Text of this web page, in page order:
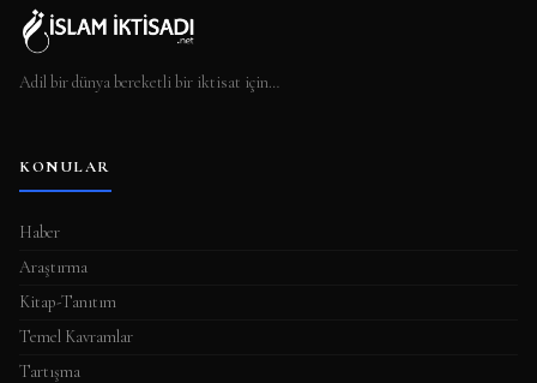
Adil bir dünya bereketli bir iktisat için…
KONULAR
Haber
Araştırma
Kitap-Tanıtım
Temel Kavramlar
Tartışma